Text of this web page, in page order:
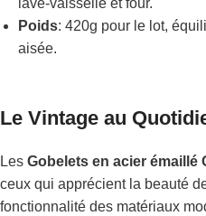
lave-vaisselle et four.
Poids: 420g pour le lot,
aisée.
Le Vintage au
Les Gobelets en acier émaillé
ceux qui apprécient la beauté
fonctionnalité des matériaux